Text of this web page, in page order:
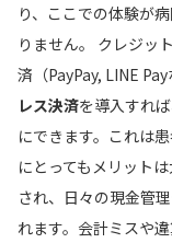
り、ここでの体験が
りません。 クレジッ
済（PayPay, LINE
レス決済を導入すれ
にできます。これは
にとってもメリット
され、日々の現金管
れます。会計ミスや